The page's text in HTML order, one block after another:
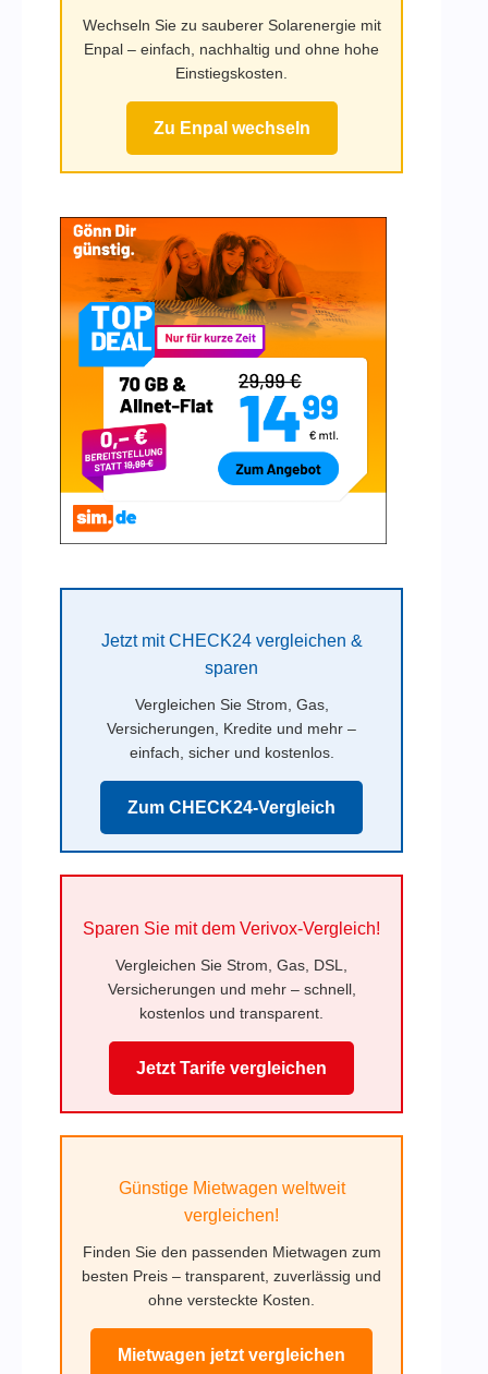
Wechseln Sie zu sauberer Solarenergie mit
Enpal – einfach, nachhaltig und ohne hohe
Einstiegskosten.
Zu Enpal wechseln
Jetzt mit CHECK24 vergleichen &
sparen
Vergleichen Sie Strom, Gas,
Versicherungen, Kredite und mehr –
einfach, sicher und kostenlos.
Zum CHECK24-Vergleich
Sparen Sie mit dem Verivox-Vergleich!
Vergleichen Sie Strom, Gas, DSL,
Versicherungen und mehr – schnell,
kostenlos und transparent.
Jetzt Tarife vergleichen
Günstige Mietwagen weltweit
vergleichen!
Finden Sie den passenden Mietwagen zum
besten Preis – transparent, zuverlässig und
ohne versteckte Kosten.
Mietwagen jetzt vergleichen